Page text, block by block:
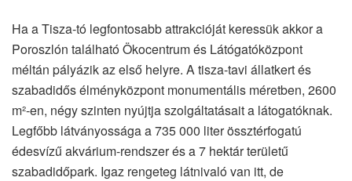
Ha a Tisza-tó legfontosabb attrakcióját keressük akkor a
Poroszlón található Ökocentrum és Látógatóközpont
méltán pályázik az első helyre. A tisza-tavi állatkert és
szabadidős élményközpont monumentális méretben, 2600
m²-en, négy szinten nyújtja szolgáltatásait a látogatóknak.
Legfőbb látványossága a 735 000 liter össztérfogatú
édesvízű akvárium-rendszer és a 7 hektár területű
szabadidőpark. Igaz rengeteg látnivaló van itt, de